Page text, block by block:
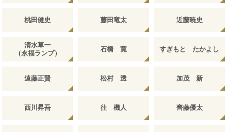
桃田健史 藤田竜太 近藤暁史
清水草一
（永福ランプ）
石橋 寛 すぎもと たかよし
遠藤正賢 松村 透 加茂 新
西川昇吾 往 機人 齊藤優太